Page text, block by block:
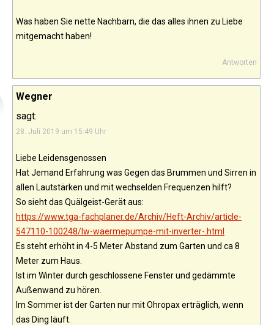
Was haben Sie nette Nachbarn, die das alles ihnen zu Liebe
mitgemacht haben!
Antworten
Wegner
sagt:
28. Juli 2019 um 15:49 Uhr
Liebe Leidensgenossen
Hat Jemand Erfahrung was Gegen das Brummen und Sirren in
allen Lautstärken und mit wechselden Frequenzen hilft?
So sieht das Quälgeist-Gerät aus:
https://www.tga-fachplaner.de/Archiv/Heft-Archiv/article-
547110-100248/lw-waermepumpe-mit-inverter-.html
Es steht erhöht in 4-5 Meter Abstand zum Garten und ca 8
Meter zum Haus.
Ist im Winter durch geschlossene Fenster und gedämmte
Außenwand zu hören.
Im Sommer ist der Garten nur mit Ohropax erträglich, wenn
das Ding läuft.